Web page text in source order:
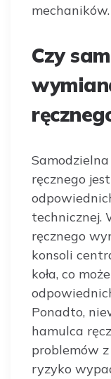
mechaników.
Czy
ręcznego
technicznej.
ręcznego
konsoli
koła, co
Ponadto,
hamulca
problemów
ryzyko